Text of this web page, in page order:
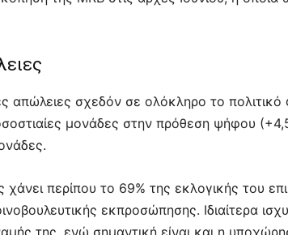
σχεδόν σε ολόκληρο το πολιτικό
μονάδες στην πρόθεση ψήφου
περίπου το 69% της εκλογικής του
εκπροσώπησης. Ιδιαίτερα
της, ενώ σημαντική είναι και η